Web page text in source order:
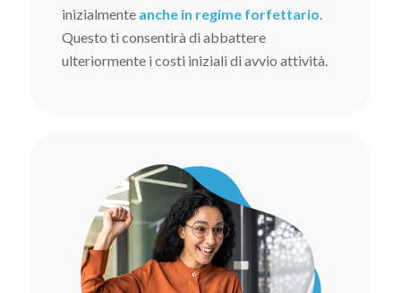
inizialmente anche in regime forfettario
Questo ti consentirà di abbattere
ulteriormente i costi iniziali di avvio attività.